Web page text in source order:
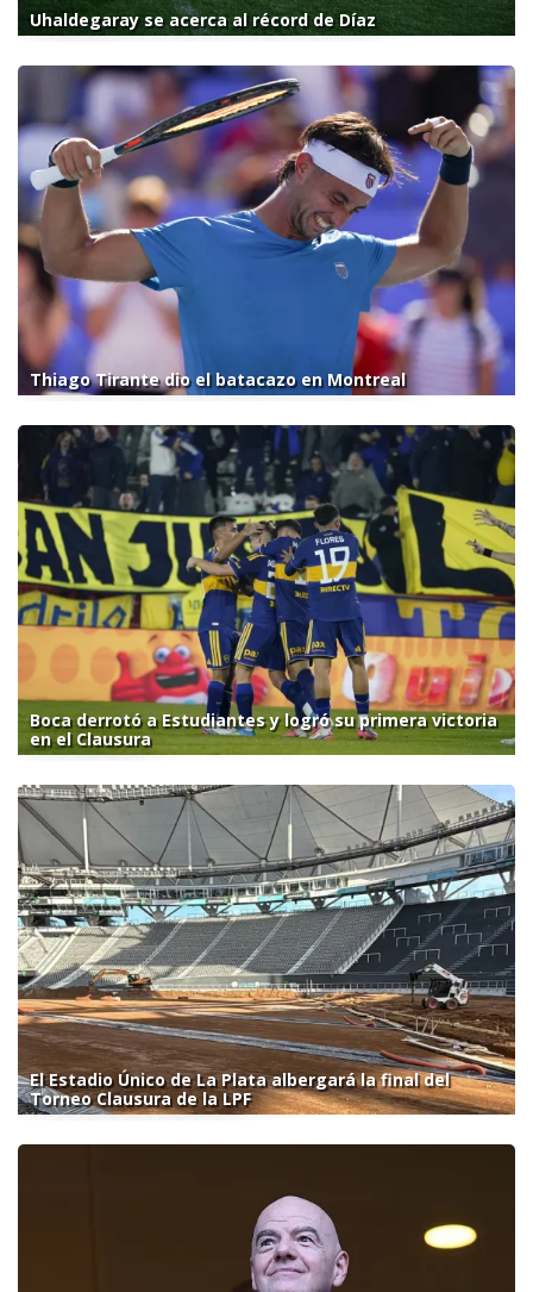
Uhaldegaray se acerca al récord de Díaz
Thiago Tirante dio el batacazo en Montreal
Boca derrotó a Estudiantes y logró su primera victoria
en el Clausura
El Estadio Único de La Plata albergará la final del
Torneo Clausura de la LPF